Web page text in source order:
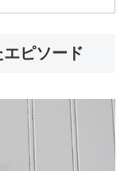
ピソード